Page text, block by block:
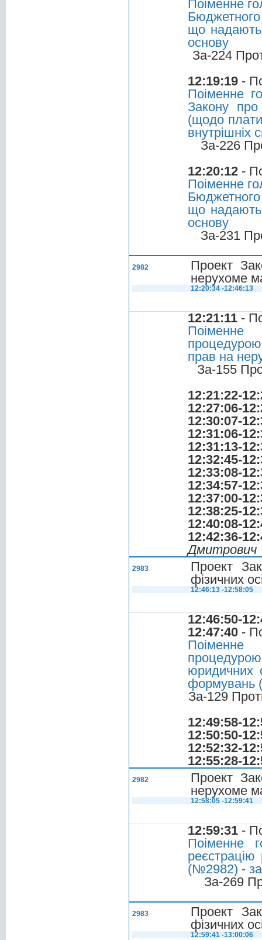
Поіменне
Бюджетного
що
основу
За-224
12:19:19 -
Поіменне
Закону
(щодо плати
внутрішніх
За-226
12:20:12 -
Поіменне
Бюджетного
що
основу
За-231
2982
Проект
нерухоме
12:20:34 -12:46:13
12:21:11 -
Поіменне
процедурою
прав на
За-155
12:21:22-
12:27:06-
12:30:07-
12:31:06-
12:31:13-
12:32:45-
12:33:08-
12:34:57-
12:37:00-
12:38:25-
12:40:08-
12:42:36-
Дмитрович
2983
Проект
фізичних
12:46:13 -12:58:05
12:46:50-
12:47:40 -
Поіменне
юридичних
формувань
За-129
12:49:58-
12:50:50-
12:52:32-
12:55:28-
2982
Проект
нерухоме
12:58:05 -12:59:41
12:59:31 -
Поіменне
(№2982) -
За-269
2983
Проект
фізичних
12:59:41 -13:00:06